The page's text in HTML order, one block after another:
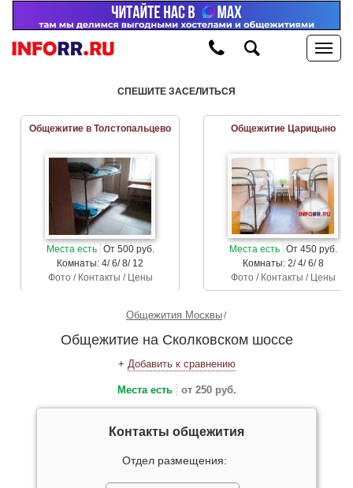
СПЕШИТЕ ЗАСЕЛИТЬСЯ
Общежитие в Толстопальцево
Места есть От 500 руб.
Комнаты: 4/ 6/ 8/ 12
Фото / Контакты / Цены
Общежитие Царицыно
Места есть От 450 руб.
Комнаты: 2/ 4/ 6/ 8
Фото / Контакты / Цены
Общежития Москвы
Общежитие на Сколковском шоссе
+ Добавить к сравнению
Места есть от 250 руб.
Контакты общежития
Отдел размещения: